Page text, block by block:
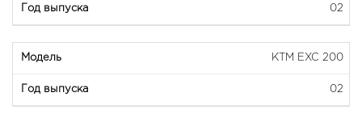
02
KTM EXC 200
02